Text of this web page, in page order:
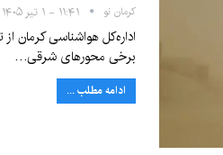
کرمان نو ۱۱:۴۱ - ۱ تیر ۱۴۰۵
اداره‌کل هواشناسی کرمان
برخی محورهای شرقی…
ادامه مطلب ...